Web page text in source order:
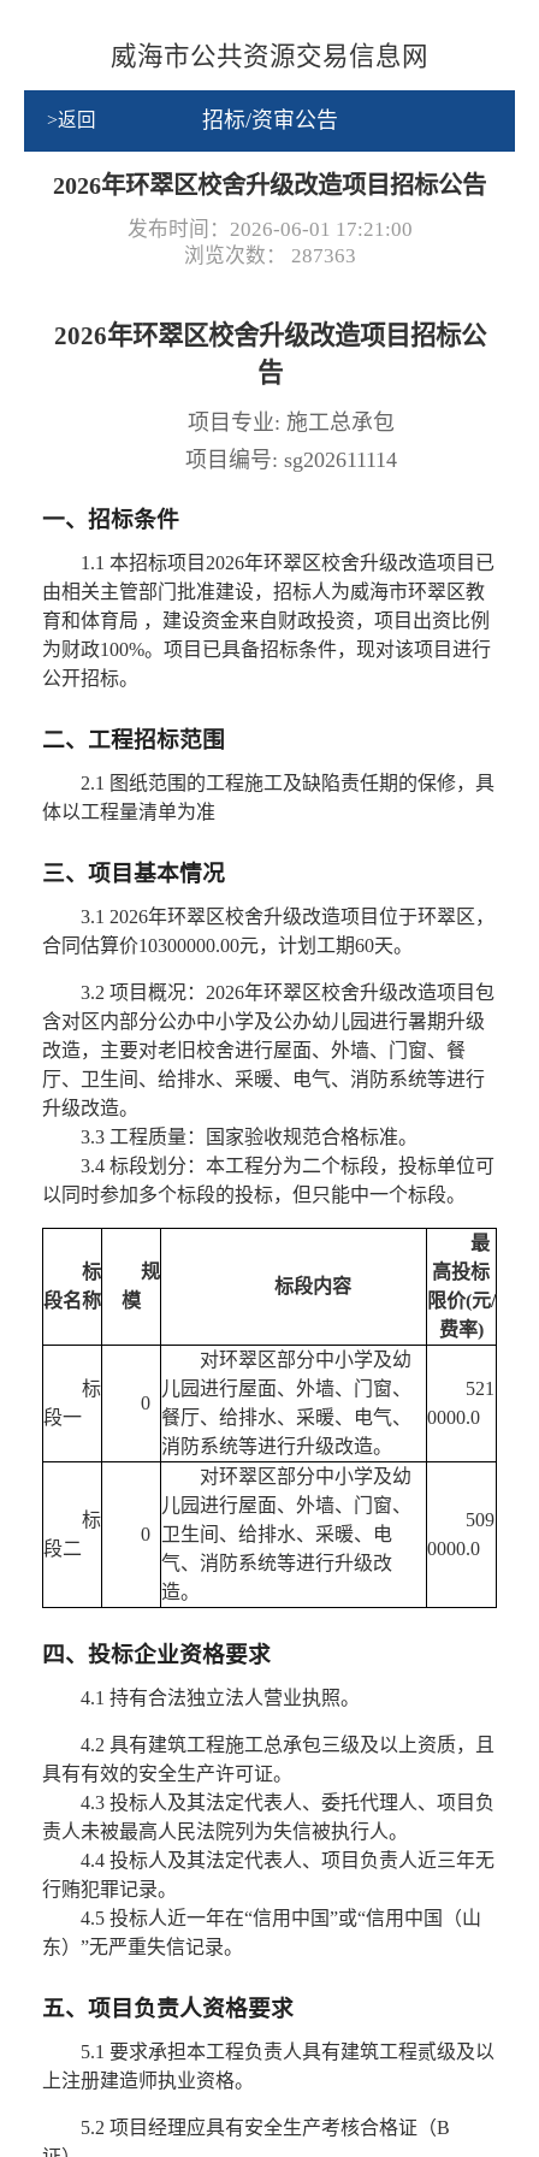
威海市公共资源交易信息网
招标/资审公告
>返回
2026年环翠区校舍升级改造项目招标公告
发布时间：2026-06-01 17:21:00
浏览次数： 287363
2026年环翠区校舍升级改造项目招标公
告
项目专业: 施工总承包
项目编号: sg202611114
一、招标条件
1.1 本招标项目2026年环翠区校舍升级改造项目已
由相关主管部门批准建设，招标人为威海市环翠区教
育和体育局 ，建设资金来自财政投资，项目出资比例
为财政100%。项目已具备招标条件，现对该项目进行
公开招标。
二、工程招标范围
2.1 图纸范围的工程施工及缺陷责任期的保修，具
体以工程量清单为准
三、项目基本情况
3.1 2026年环翠区校舍升级改造项目位于环翠区，
合同估算价10300000.00元，计划工期60天。
3.2 项目概况：2026年环翠区校舍升级改造项目包
含对区内部分公办中小学及公办幼儿园进行暑期升级
改造，主要对老旧校舍进行屋面、外墙、门窗、餐
厅、卫生间、给排水、采暖、电气、消防系统等进行
升级改造。
3.3 工程质量：国家验收规范合格标准。
3.4 标段划分：本工程分为二个标段，投标单位可
以同时参加多个标段的投标，但只能中一个标段。
标
段名称
规
模
标段内容
最
高投标
限价(元/
费率)
标
段一
0
对环翠区部分中小学及幼
儿园进行屋面、外墙、门窗、
餐厅、给排水、采暖、电气、
消防系统等进行升级改造。
521
0000.0
标
段二
0
对环翠区部分中小学及幼
儿园进行屋面、外墙、门窗、
卫生间、给排水、采暖、电
气、消防系统等进行升级改
造。
509
0000.0
四、投标企业资格要求
4.1 持有合法独立法人营业执照。
4.2 具有建筑工程施工总承包三级及以上资质，且
具有有效的安全生产许可证。
4.3 投标人及其法定代表人、委托代理人、项目负
责人未被最高人民法院列为失信被执行人。
4.4 投标人及其法定代表人、项目负责人近三年无
行贿犯罪记录。
4.5 投标人近一年在“信用中国”或“信用中国（山
东）”无严重失信记录。
五、项目负责人资格要求
5.1 要求承担本工程负责人具有建筑工程贰级及以
上注册建造师执业资格。
5.2 项目经理应具有安全生产考核合格证（B